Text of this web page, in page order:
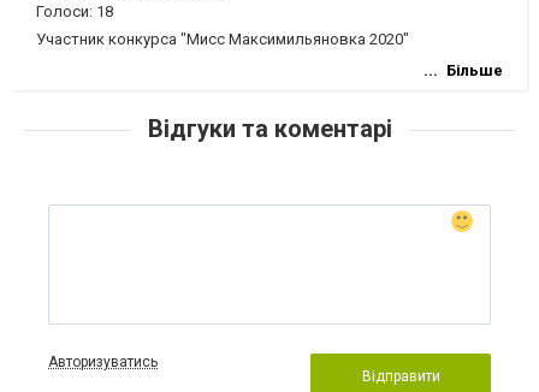
Голоси: 18
Участник конкурса "Мисс Максимильяновка 2020"
Більше
Відгуки та коментарі
Авторизуватись
Відправити